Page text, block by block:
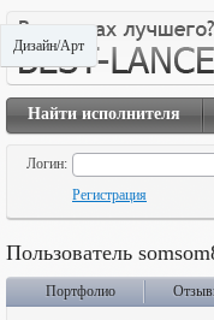
Найти исполнителя
Логин:
Регистрация
Пользователь
Портфолио
Дизайн/Арт